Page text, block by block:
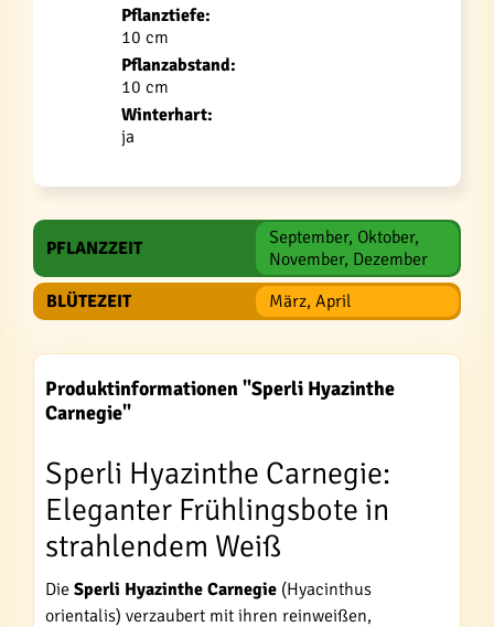
Pflanztiefe:
10 cm
Pflanzabstand:
10 cm
Winterhart:
ja
PFLANZZEIT
September, Oktober,
November, Dezember
BLÜTEZEIT
März, April
Produktinformationen "Sperli Hyazinthe
Carnegie"
Sperli Hyazinthe Carnegie:
Eleganter Frühlingsbote in
strahlendem Weiß
Die Sperli Hyazinthe Carnegie (Hyacinthus
orientalis) verzaubert mit ihren reinweißen,